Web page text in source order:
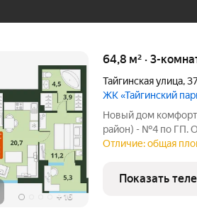
+ 16
64,8 м² · 3-
Тайгинская улица,
ЖК «Тайгинский
Новый дом
район) - №4 по ГП.
бульвара. В
этажей). Для
Отличие: общая
Показать